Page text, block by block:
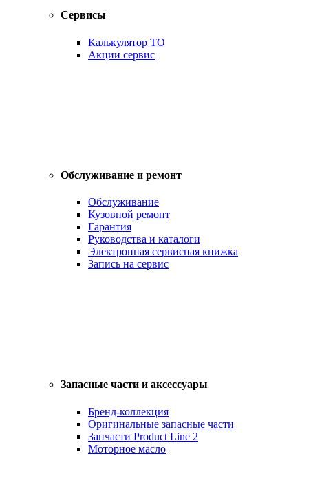
Сервисы
Калькулятор ТО
Акции сервис
Обслуживание и ремонт
Обслуживание
Кузовной ремонт
Гарантия
Руководства и каталоги
Электронная сервисная книжка
Запись на сервис
Запасные части и аксессуары
Бренд-коллекция
Оригинальные запасные части
Запчасти Product Line 2
Моторное масло